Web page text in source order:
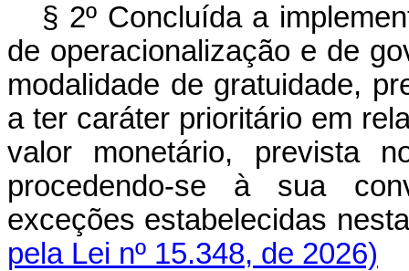
§ 2º Concluída a
de operacionalização e de
modalidade de gratuidade,
a ter caráter prioritário em
valor monetário, prevista
procedendo-se à sua
exceções estabelecidas
pela Lei nº 15.348, de 2026)